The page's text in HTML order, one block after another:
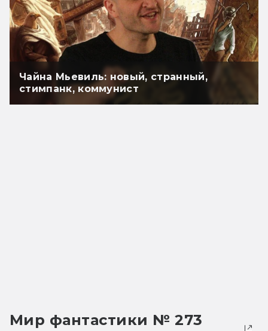
Чайна Мьевиль: новый, странный,
стимпанк, коммунист
Мир фантастики № 273